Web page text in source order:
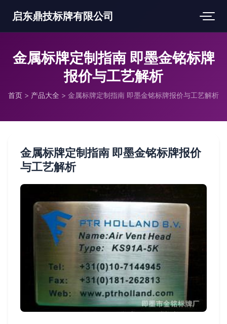
启东鼎技标牌有限公司
金属标牌定制指南 即墨金铭标牌
报价与工艺解析
首页 > 产品大全 > 金属标牌定制指南 即墨金铭标牌报价与工艺解析
金属标牌定制指南 即墨金铭标牌报价
与工艺解析